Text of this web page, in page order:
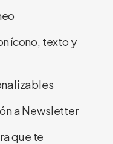
ícono, texto y
a Newsletter
que te